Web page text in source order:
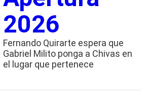
2026
Fernando Quirarte espera que
Gabriel Milito ponga a Chivas en
el lugar que pertenece